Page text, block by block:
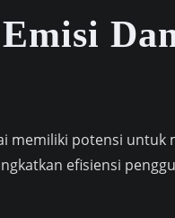
memiliki potensi untuk
efisiensi